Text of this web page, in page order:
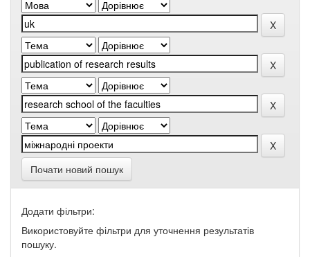
Почати новий пошук
Додати фільтри:
Використовуйте фільтри для уточнення результатів
пошуку.